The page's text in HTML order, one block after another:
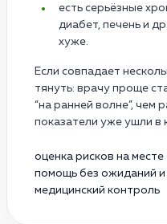
есть серьёзные
диабет, печень и
хуже.
Если совпадает
тянуть: врачу проще
“на ранней волне”, чем
показатели уже ушли в
оценка рисков на месте
помощь без ожиданий
медицинский контроль